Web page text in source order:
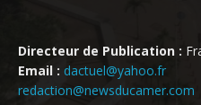
Directeur de Publication :
Email : dactuel@yahoo.fr
redaction@newsducamer.com